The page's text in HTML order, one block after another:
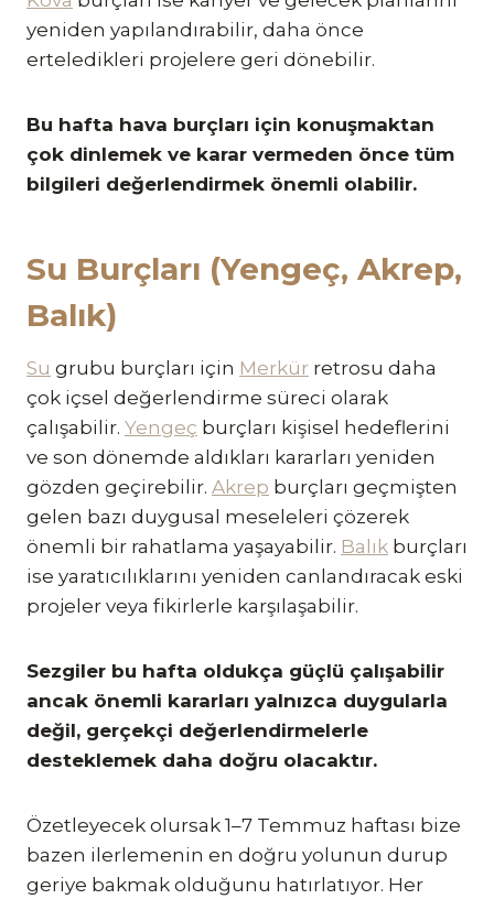
yeniden yapılandırabilir, daha önce
erteledikleri projelere geri dönebilir.
Bu hafta hava burçları için konuşmaktan
çok dinlemek ve karar vermeden önce tüm
bilgileri değerlendirmek önemli olabilir.
Su Burçları (Yengeç, Akrep,
Balık)
Su grubu burçları için Merkür retrosu daha
çok içsel değerlendirme süreci olarak
çalışabilir. Yengeç burçları kişisel hedeflerini
ve son dönemde aldıkları kararları yeniden
gözden geçirebilir. Akrep burçları geçmişten
gelen bazı duygusal meseleleri çözerek
önemli bir rahatlama yaşayabilir. Balık burçları
ise yaratıcılıklarını yeniden canlandıracak eski
projeler veya fikirlerle karşılaşabilir.
Sezgiler bu hafta oldukça güçlü çalışabilir
ancak önemli kararları yalnızca duygularla
değil, gerçekçi değerlendirmelerle
desteklemek daha doğru olacaktır.
Özetleyecek olursak 1–7 Temmuz haftası bize
bazen ilerlemenin en doğru yolunun durup
geriye bakmak olduğunu hatırlatıyor. Her